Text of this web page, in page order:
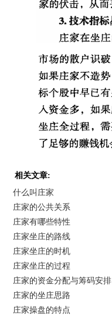
相关文章:
什么叫庄家
庄家的公共关系
庄家有哪些特性
庄家坐庄的路线
庄家坐庄的时机
庄家坐庄的过程
庄家的资金分配与筹码安排
庄家的坐庄思路
庄家操盘的特点